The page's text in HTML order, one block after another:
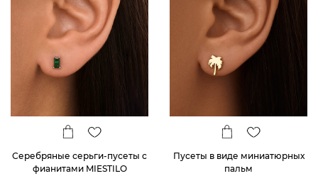
Серебряные серьги-пусеты с
фианитами MIESTILO
Пусеты в виде миниатюрных
пальм